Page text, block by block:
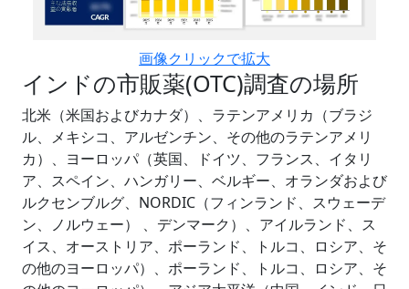
画像クリックで拡大
インドの市販薬(OTC)調査の場所
北米（米国およびカナダ）、ラテンアメリカ（ブラジ
ル、メキシコ、アルゼンチン、その他のラテンアメリ
カ）、ヨーロッパ（英国、ドイツ、フランス、イタリ
ア、スペイン、ハンガリー、ベルギー、オランダおよび
ルクセンブルグ、NORDIC（フィンランド、スウェーデ
ン、ノルウェー） 、デンマーク）、アイルランド、ス
イス、オーストリア、ポーランド、トルコ、ロシア、そ
の他のヨーロッパ）、ポーランド、トルコ、ロシア、そ